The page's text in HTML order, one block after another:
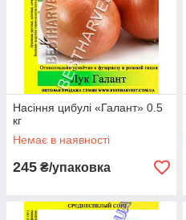
Насіння цибулі «Галант» 0.5
кг
Немає в наявності
245 ₴/упаковка